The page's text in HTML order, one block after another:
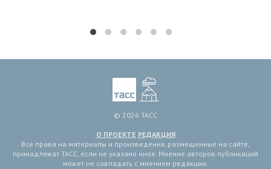
© 2026 ТАСС
О ПРОЕКТЕ РЕДАКЦИЯ
Все права на материалы и произведения, размещенные на сайте,
принадлежат ТАСС, если не указано иное. Мнение авторов публикаций
может не совпадать с мнением редакции.